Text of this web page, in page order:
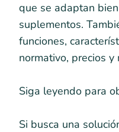
que se adaptan
suplementos.
funciones,
normativo, precios y
Siga leyendo para
Si busca una